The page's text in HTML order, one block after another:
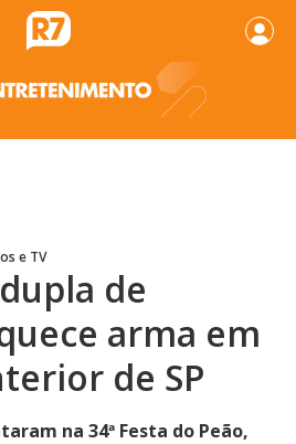
e TV
de
arma em
de SP
na 34ª Festa do Peão,